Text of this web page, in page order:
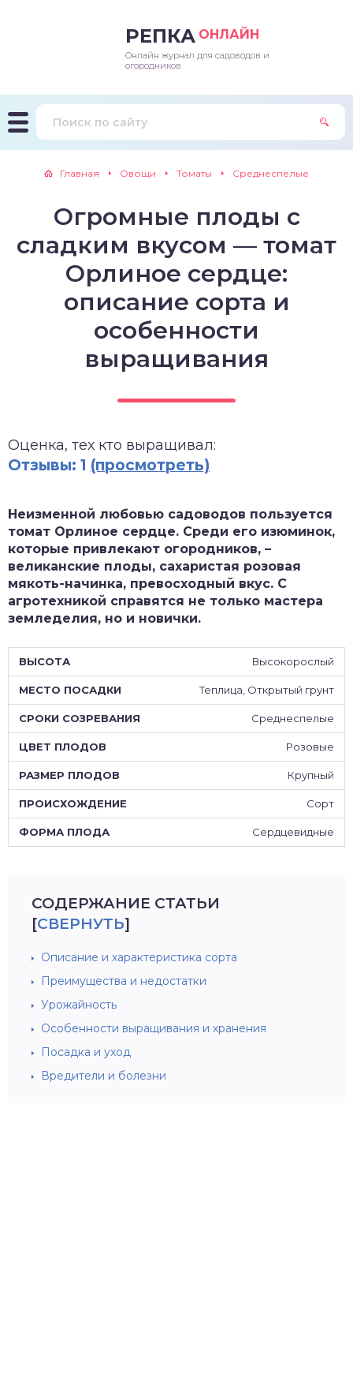
РЕПКА ОНЛАЙН
Онлайн журнал для садоводов и
огородников
Главная Овощи Томаты Среднеспелые
Огромные плоды с
сладким вкусом — томат
Орлиное сердце:
описание сорта и
особенности
выращивания
Оценка, тех кто выращивал:
Отзывы: 1 (просмотреть)
Неизменной любовью садоводов пользуется
томат Орлиное сердце. Среди его изюминок,
которые привлекают огородников, –
великанские плоды, сахаристая розовая
мякоть-начинка, превосходный вкус. С
агротехникой справятся не только мастера
земледелия, но и новички.
Высокорослый
Теплица, Открытый грунт
Среднеспелые
Розовые
Крупный
Сорт
Сердцевидные
СОДЕРЖАНИЕ СТАТЬИ
[СВЕРНУТЬ]
Описание и характеристика сорта
Преимущества и недостатки
Урожайность
Особенности выращивания и хранения
Посадка и уход
Вредители и болезни
и подкормки